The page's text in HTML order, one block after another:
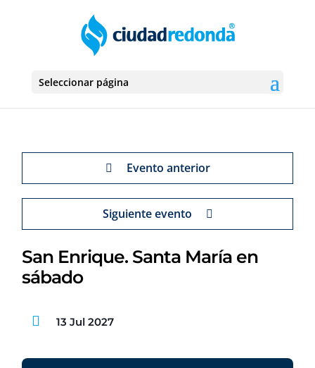
Seleccionar página
Evento anterior
Siguiente evento
San Enrique. Santa María en
sábado
13 Jul 2027